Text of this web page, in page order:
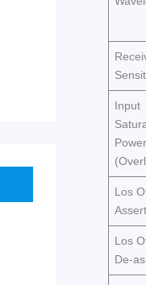
Input
Power
Los
Assert
Los
De-